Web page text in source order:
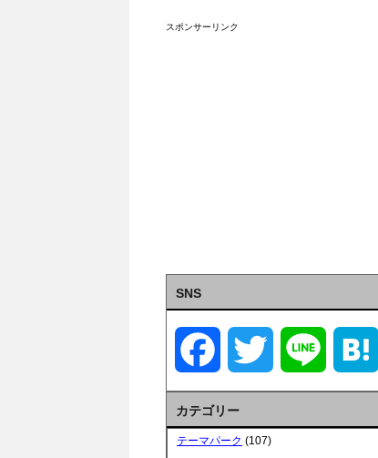
スポンサーリンク
SNS
a
c
w i
カテゴリー
テーマパーク (107)